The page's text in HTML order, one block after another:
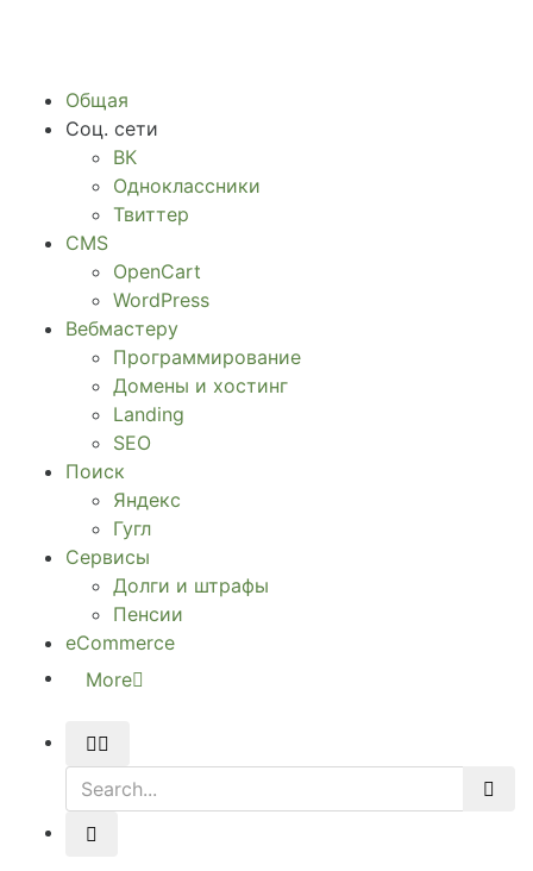
Общая
Соц. сети
ВК
Одноклассники
Твиттер
CMS
OpenCart
WordPress
Вебмастеру
Программирование
Домены и хостинг
Landing
SEO
Поиск
Яндекс
Гугл
Сервисы
Долги и штрафы
Пенсии
eCommerce
More